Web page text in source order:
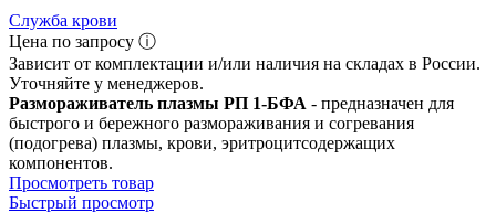
Служба крови
Цена по запросу ⓘ
Зависит от комплектации и/или наличия на складах в России.
Уточняйте у менеджеров.
Размораживатель плазмы РП 1-БФА - предназначен для
быстрого и бережного размораживания и согревания
(подогрева) плазмы, крови, эритроцитсодержащих
компонентов.
Просмотреть товар
Быстрый просмотр